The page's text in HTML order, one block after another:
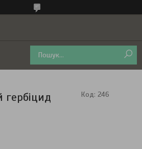
гербіцид
Код: 246